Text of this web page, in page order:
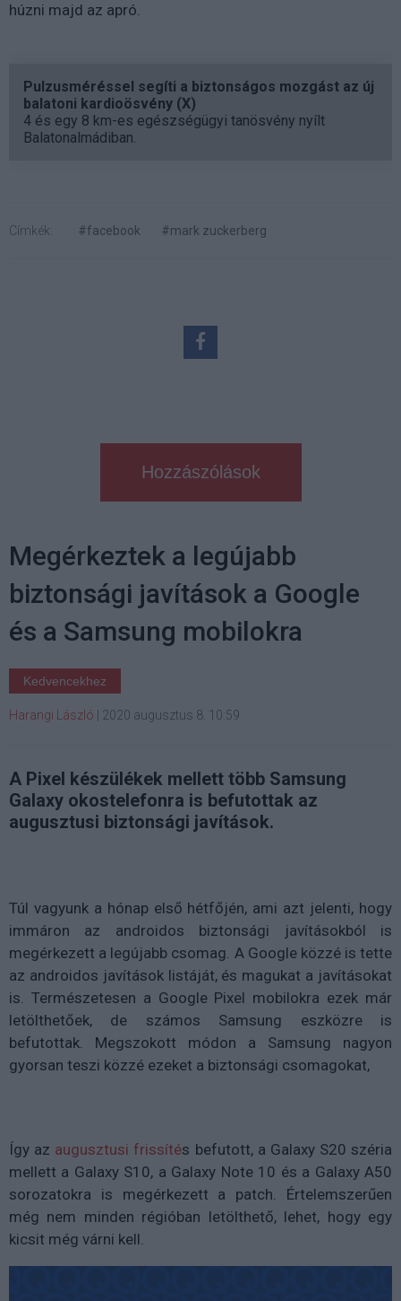
húzni majd az apró.
Pulzusméréssel segíti a biztonságos mozgást az új
balatoni kardioösvény (X)
4 és egy 8 km-es egészségügyi tanösvény nyílt
Balatonalmádiban.
Címkék: #facebook #mark zuckerberg
Hozzászólások
Megérkeztek a legújabb
biztonsági javítások a Google
és a Samsung mobilokra
Kedvencekhez
Harangi László 2020 augusztus 8. 10:59
A Pixel készülékek mellett több Samsung
Galaxy okostelefonra is befutottak az
augusztusi biztonsági javítások.
Túl vagyunk a hónap első hétfőjén, ami azt jelenti, hogy
immáron az androidos biztonsági javításokból is
megérkezett a legújabb csomag. A Google közzé is tette
az androidos javítások listáját, és magukat a javításokat
is. Természetesen a Google Pixel mobilokra ezek már
letölthetőek, de számos Samsung eszközre is
befutottak. Megszokott módon a Samsung nagyon
gyorsan teszi közzé ezeket a biztonsági csomagokat,
Így az augusztusi frissítés befutott, a Galaxy S20 széria
mellett a Galaxy S10, a Galaxy Note 10 és a Galaxy A50
sorozatokra is megérkezett a patch. Értelemszerűen
még nem minden régióban letölthető, lehet, hogy egy
kicsit még várni kell.